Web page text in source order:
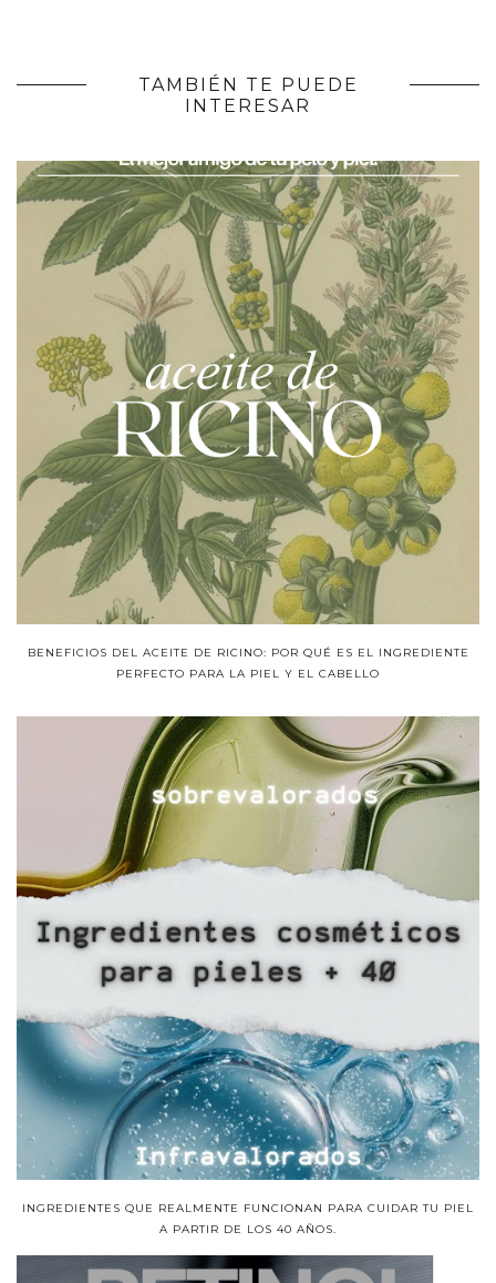
TAMBIÉN TE PUEDE
INTERESAR
BENEFICIOS DEL ACEITE DE RICINO: POR QUÉ ES EL INGREDIENTE
PERFECTO PARA LA PIEL Y EL CABELLO
INGREDIENTES QUE REALMENTE FUNCIONAN PARA CUIDAR TU PIEL
A PARTIR DE LOS 40 AÑOS.